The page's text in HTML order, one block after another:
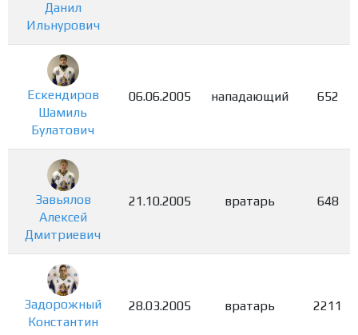
Данил
Ильнурович
Ескендиров
Шамиль
Булатович
06.06.2005 нападающий 652
Завьялов
Алексей
Дмитриевич
21.10.2005 вратарь 648
Задорожный
Константин
28.03.2005 вратарь 2211